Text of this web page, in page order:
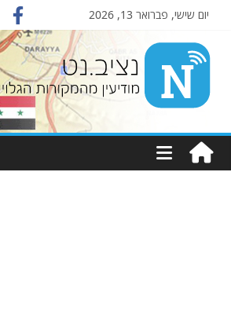
יום שישי, פברואר 13, 2026
Nziv.net
מודיעין
מהמקורות